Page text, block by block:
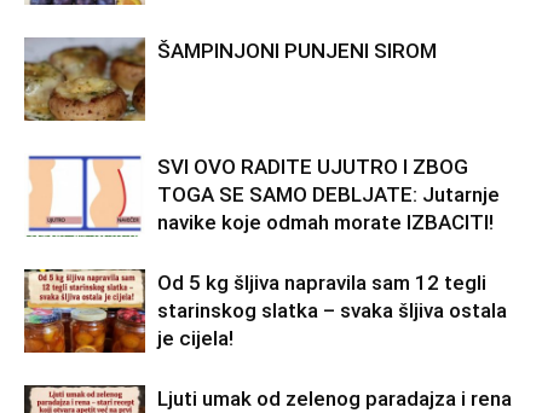
ŠAMPINJONI PUNJENI SIROM
SVI OVO RADITE UJUTRO I ZBOG
TOGA SE SAMO DEBLJATE: Jutarnje
navike koje odmah morate IZBACITI!
Od 5 kg šljiva napravila sam 12 tegli
starinskog slatka – svaka šljiva ostala
je cijela!
Ljuti umak od zelenog paradajza i rena